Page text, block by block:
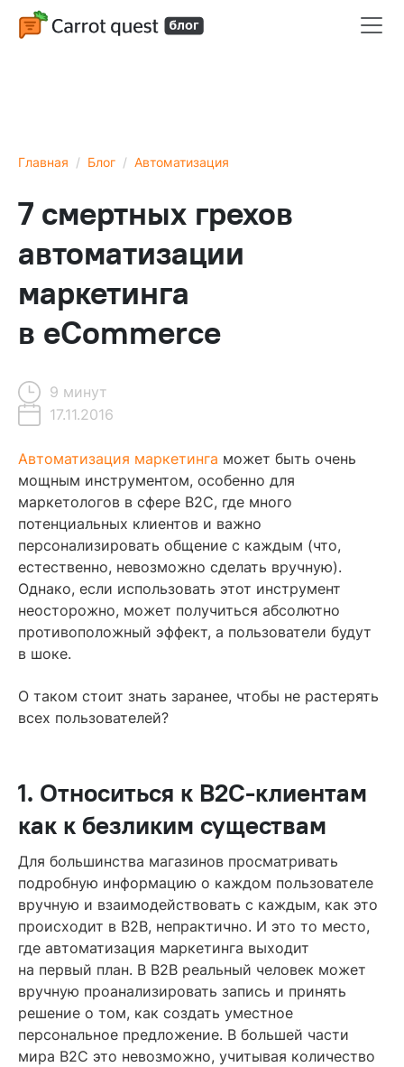
Главная Блог Автоматизация
7 смертных грехов
автоматизации
маркетинга
в eCommerce
9 минут
17.11.2016
Содержание
1. Относиться к B2C-клиентам как к безликим существам
2. Последовательность против жизненного цикла
пользователя
3. Игнорировать пользователя после покупки
4. Ограничивать себя только емейлами
5. Считать, что причина покупки у всех универсальная
7. Игнорировать четвёртое измерение
Автоматизация маркетинга может быть очень
мощным инструментом, особенно для
маркетологов в сфере B2C, где много
потенциальных клиентов и важно
персонализировать общение с каждым (что,
естественно, невозможно сделать вручную).
Однако, если использовать этот инструмент
неосторожно, может получиться абсолютно
противоположный эффект, а пользователи будут
в шоке.
О таком стоит знать заранее, чтобы не растерять
всех пользователей?
1. Относиться к B2C-клиентам
как к безликим существам
Для большинства магазинов просматривать
подробную информацию о каждом пользователе
вручную и взаимодействовать с каждым, как это
происходит в B2B, непрактично. И это то место,
где автоматизация маркетинга выходит
на первый план. В B2B реальный человек может
вручную проанализировать запись и принять
решение о том, как создать уместное
персональное предложение. В большей части
мира B2C это невозможно, учитывая количество